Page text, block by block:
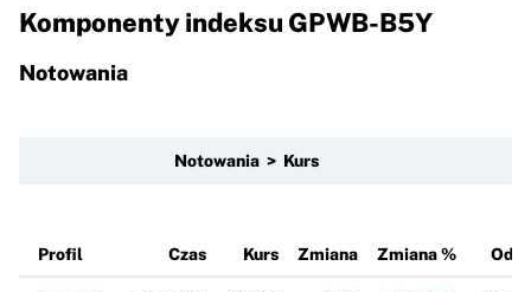
Komponenty indeksu GPWB-B5Y
Notowania
Notowania > Kurs
Profil Czas Kurs Zmiana Zmiana % Odn.